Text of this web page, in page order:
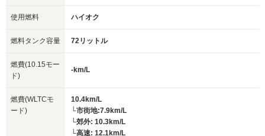
使用燃料 ハイオク
燃料タンク容量 72リットル
燃費(10.15モー
ド)
-km/L
燃費(WLTCモ
ード)
10.4km/L
└市街地:7.9km/L
└郊外: 10.3km/L
└高速: 12.1km/L